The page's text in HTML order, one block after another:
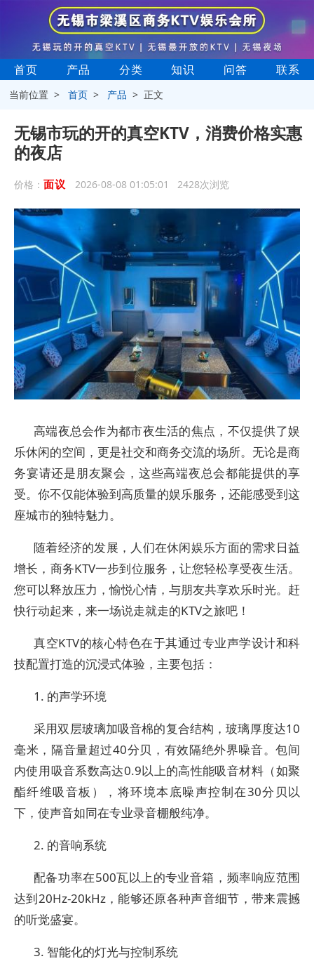
首页 产品 分类 知识 问答 联系
当前位置 >首页 > 产品 > 正文
无锡市玩的开的真空KTV，消费价格实惠
的夜店
价格： 面议 2026-08-08 01:05:01 2428次浏览
高端夜总会作为都市夜生活的焦点，不仅提供了娱
乐休闲的空间，更是社交和商务交流的场所。无论是商
务宴请还是朋友聚会，这些高端夜总会都能提供的享
受。你不仅能体验到高质量的娱乐服务，还能感受到这
座城市的独特魅力。
随着经济的发展，人们在休闲娱乐方面的需求日益
增长，商务KTV一步到位服务，让您轻松享受夜生活。
您可以释放压力，愉悦心情，与朋友共享欢乐时光。赶
快行动起来，来一场说走就走的KTV之旅吧！
真空KTV的核心特色在于其通过专业声学设计和科
技配置打造的沉浸式体验，主要包括：
‌1. 的声学环境‌
采用‌双层玻璃加吸音棉的复合结构‌，玻璃厚度达10
毫米，隔音量超过40分贝，有效隔绝外界噪音。包间
内使用‌吸音系数高达0.9以上的高性能吸音材料‌（如聚
酯纤维吸音板），将环境本底噪声控制在30分贝以
下，使声音如同在专业录音棚般纯净。
‌2. 的音响系统‌
配备‌功率在500瓦以上的专业音箱‌，频率响应范围
达到20Hz-20kHz，能够还原各种声音细节，带来震撼
的听觉盛宴。
‌3. 智能化的灯光与控制系统‌